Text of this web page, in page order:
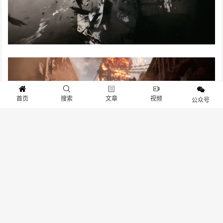
首页 搜索 文章 视频 公众号